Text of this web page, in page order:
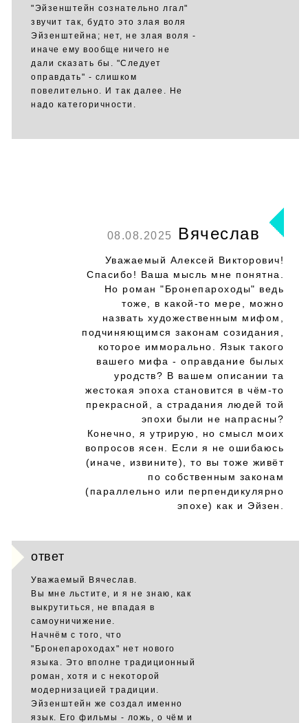
"Эйзенштейн сознательно лгал"
звучит так, будто это злая воля
Эйзенштейна; нет, не злая воля -
иначе ему вообще ничего не
дали сказать бы. "Следует
оправдать" - слишком
повелительно. И так далее. Не
надо категоричности.
08.08.2025 Вячеслав
Уважаемый Алексей Викторович!
Спасибо! Ваша мысль мне понятна.
Но роман "Бронепароходы" ведь
тоже, в какой-то мере, можно
назвать художественным мифом,
подчиняющимся законам созидания,
которое имморально. Язык такого
вашего мифа - оправдание былых
уродств? В вашем описании та
жестокая эпоха становится в чём-то
прекрасной, а страдания людей той
эпохи были не напрасны?
Конечно, я утрирую, но смысл моих
вопросов ясен. Если я не ошибаюсь
(иначе, извините), то вы тоже живёт
по собственным законам
(параллельно или перпендикулярно
эпохе) как и Эйзен.
ответ
Уважаемый Вячеслав.
Вы мне льстите, и я не знаю, как
выкрутиться, не впадая в
самоуничижение.
Начнём с того, что
"Бронепароходах" нет нового
языка. Это вполне традиционный
роман, хотя и с некоторой
модернизацией традиции.
Эйзенштейн же создал именно
язык. Его фильмы - ложь, о чём и